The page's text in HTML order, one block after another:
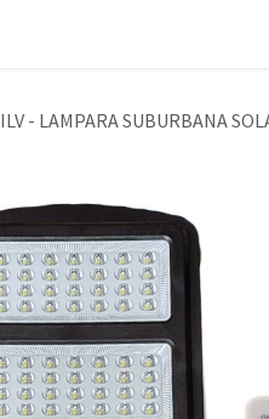
ILV - LAMPARA SUBURBANA